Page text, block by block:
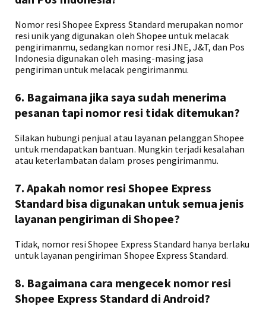
Nomor resi Shopee Express Standard merupakan nomor
resi unik yang digunakan oleh Shopee untuk melacak
pengirimanmu, sedangkan nomor resi JNE, J&T, dan Pos
Indonesia digunakan oleh masing-masing jasa
pengiriman untuk melacak pengirimanmu.
6. Bagaimana jika saya sudah menerima
pesanan tapi nomor resi tidak ditemukan?
Silakan hubungi penjual atau layanan pelanggan Shopee
untuk mendapatkan bantuan. Mungkin terjadi kesalahan
atau keterlambatan dalam proses pengirimanmu.
7. Apakah nomor resi Shopee Express
Standard bisa digunakan untuk semua jenis
layanan pengiriman di Shopee?
Tidak, nomor resi Shopee Express Standard hanya berlaku
untuk layanan pengiriman Shopee Express Standard.
8. Bagaimana cara mengecek nomor resi
Shopee Express Standard di Android?